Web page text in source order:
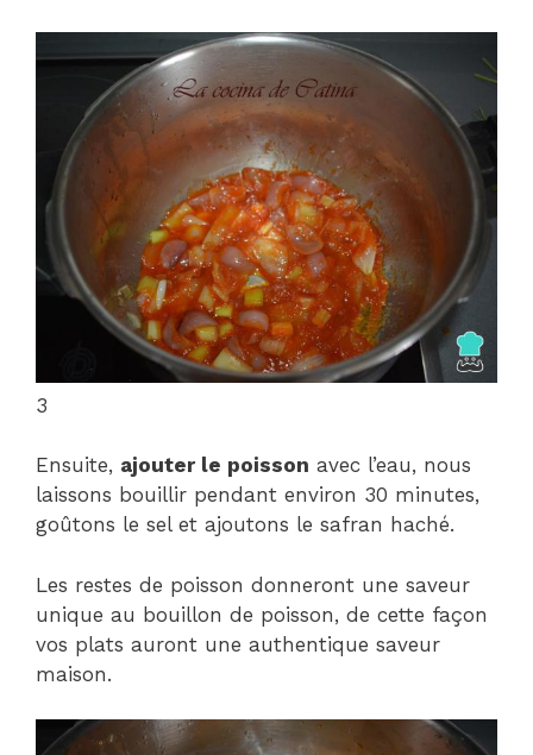
3
Ensuite, ajouter le poisson avec l’eau, nous
laissons bouillir pendant environ 30 minutes,
goûtons le sel et ajoutons le safran haché.
Les restes de poisson donneront une saveur
unique au bouillon de poisson, de cette façon
vos plats auront une authentique saveur
maison.